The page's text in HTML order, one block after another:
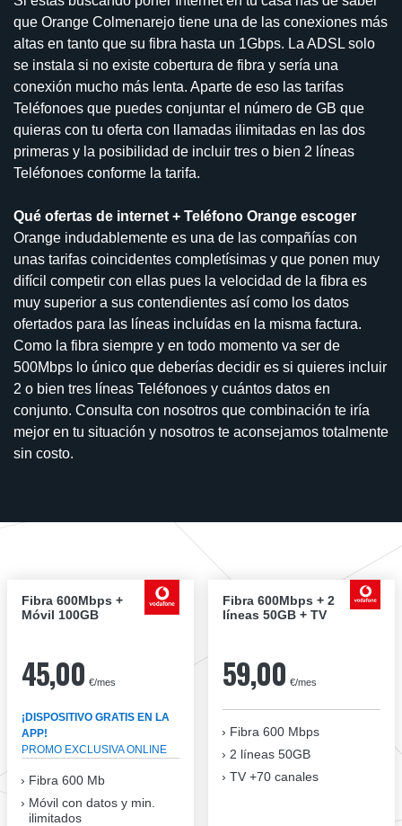
que Orange Colmenarejo tiene una de las conexiones más
altas en tanto que su fibra hasta un 1Gbps. La ADSL solo
se instala si no existe cobertura de fibra y sería una
conexión mucho más lenta. Aparte de eso las tarifas
Teléfonoes que puedes conjuntar el número de GB que
quieras con tu oferta con llamadas ilimitadas en las dos
primeras y la posibilidad de incluir tres o bien 2 líneas
Teléfonoes conforme la tarifa.
Qué ofertas de internet + Teléfono Orange escoger
Orange indudablemente es una de las compañías con
unas tarifas coincidentes completísimas y que ponen muy
difícil competir con ellas pues la velocidad de la fibra es
muy superior a sus contendientes así como los datos
ofertados para las líneas incluídas en la misma factura.
Como la fibra siempre y en todo momento va ser de
500Mbps lo único que deberías decidir es si quieres incluir
2 o bien tres líneas Teléfonoes y cuántos datos en
conjunto. Consulta con nosotros que combinación te iría
mejor en tu situación y nosotros te aconsejamos totalmente
sin costo.
Fibra 600Mbps +
Móvil 100GB
45,00 €/mes
¡DISPOSITIVO GRATIS EN LA
APP!
PROMO EXCLUSIVA ONLINE
Fibra 600 Mb
Móvil con datos y min.
ilimitados
Fibra 600Mbps + 2
líneas 50GB + TV
59,00 €/mes
Fibra 600 Mbps
2 líneas 50GB
TV +70 canales